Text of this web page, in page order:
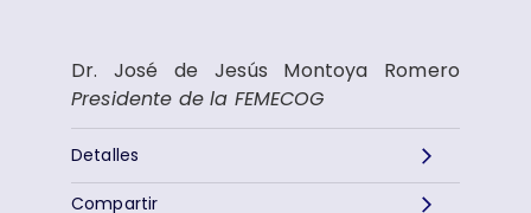
Dr. José de Jesús Montoya Romero
Presidente de la FEMECOG
Detalles
Compartir